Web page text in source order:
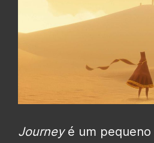
Journeyé um pequeno